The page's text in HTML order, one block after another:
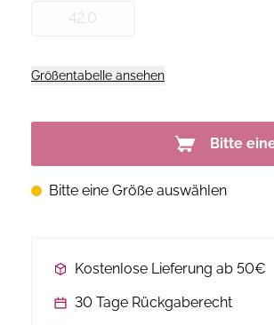
42.0
Größentabelle ansehen
Bitte
Bitte eine Größe auswählen
Kostenlose Lieferung ab 50€
30 Tage Rückgaberecht